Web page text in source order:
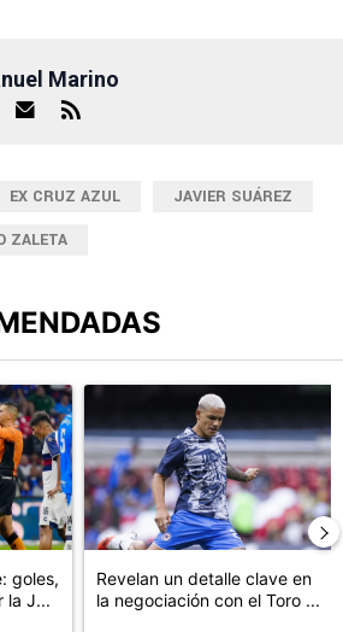
Marino
EX CRUZ AZUL
JAVIER SUÁREZ
ZALETA
con el título "Cruz Azul 2-3 Atlante:
goles,
la J...
Un artículo de tendencia con
Revelan un detalle clave en
la negociación con el Toro ...